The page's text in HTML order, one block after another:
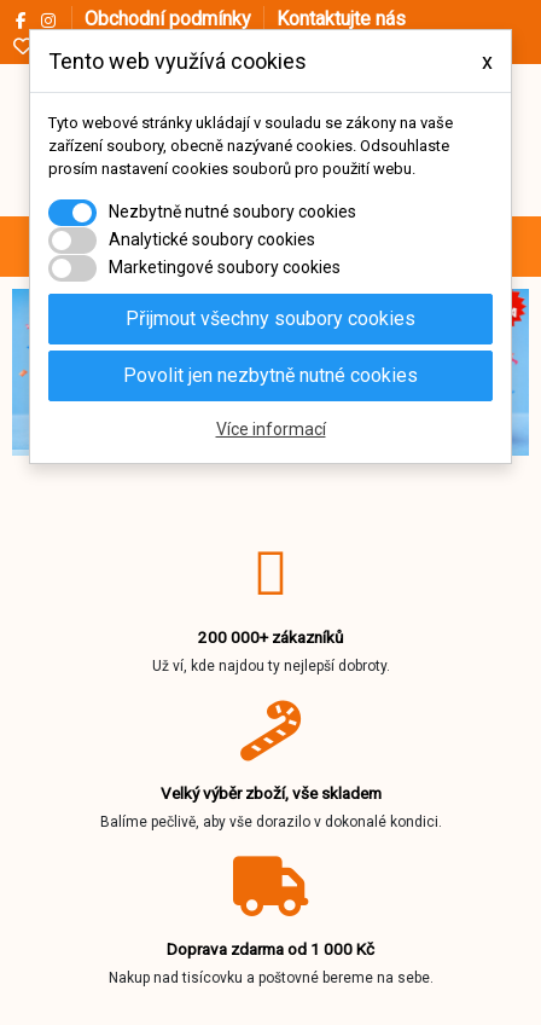
Obchodní podmínky
Kontaktujte nás
)
Menu Vyhledávání Přihlásit se
200 000+ zákazníků
Už ví, kde najdou ty nejlepší dobroty.
Velký výběr zboží, vše skladem
Balíme pečlivě, aby vše dorazilo v dokonalé kondici.
Doprava zdarma od 1 000 Kč
Nakup nad tisícovku a poštovné bereme na sebe.
Tento web využívá cookies x
Tyto webové stránky ukládají v souladu se zákony na vaše
zařízení soubory, obecně nazývané cookies. Odsouhlaste
prosím nastavení cookies souborů pro použití webu.
Nezbytně nutné soubory cookies
Analytické soubory cookies
Marketingové soubory cookies
Přijmout všechny soubory cookies
Povolit jen nezbytně nutné cookies
Více informací